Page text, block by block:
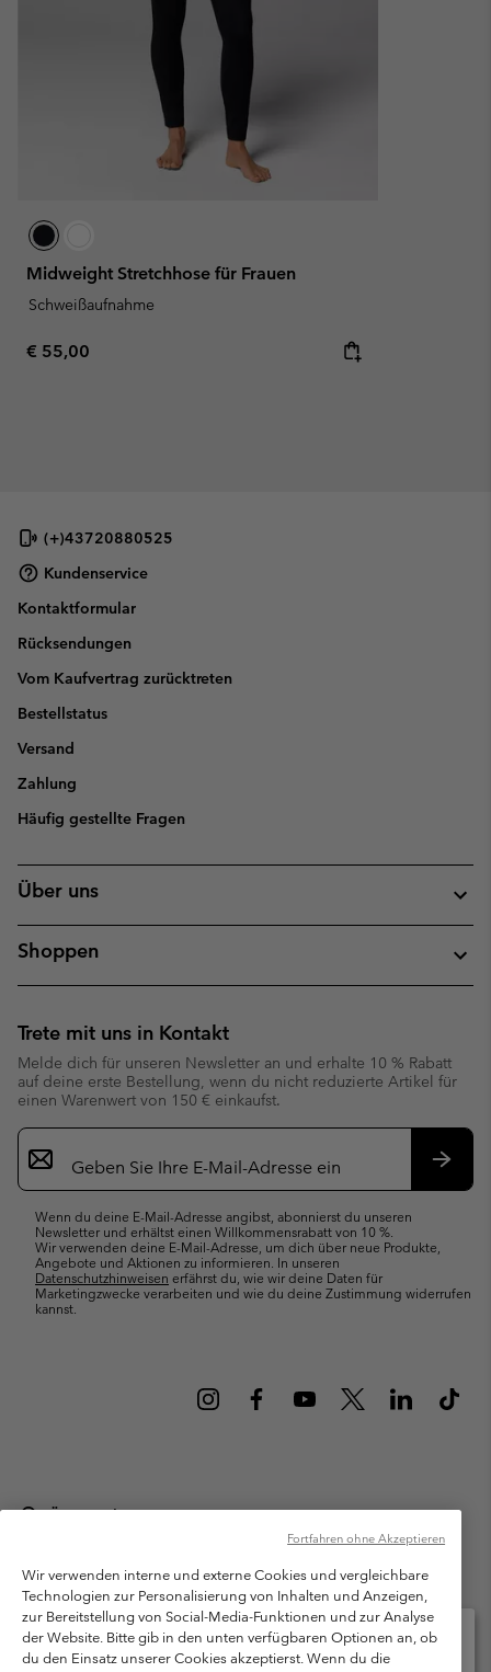
Midweight Stretchhose für Frauen
Schweißaufnahme
Regular price:
€ 55,00
(+)43720880525
Kundenservice
Kontaktformular
Rücksendungen
Vom Kaufvertrag zurücktreten
Bestellstatus
Versand
Zahlung
Häufig gestellte Fragen
Über uns
Shoppen
Trete mit uns in Kontakt
Melde dich für unseren Newsletter an und erhalte 10 % Rabatt
auf deine erste Bestellung, wenn du nicht reduzierte Artikel für
einen Warenwert von 150 € einkaufst.
Newsletter-
Anmeldung
Wenn du deine E-Mail-Adresse angibst, abonnierst du unseren
Newsletter und erhältst einen Willkommensrabatt von 10 %.
Wir verwenden deine E-Mail-Adresse, um dich über neue Produkte,
Angebote und Aktionen zu informieren. In unseren
Datenschutzhinweisen erfährst du, wie wir deine Daten für
Marketingzwecke verarbeiten und wie du deine Zustimmung widerrufen
kannst.
Österreich
Columbia Sportswear Austria GmbH. Moosfeldstraße 1, 5101
Bergheim, Salzburg Österreich. Alle Rechte vorbehalten.
Nutzungsbedingungen
Allgemeine Verkaufsbedingungen
Garantie
Datenschutzerklärung
Wir verwenden interne und externe Cookies und vergleichbare
Technologien zur Personalisierung von Inhalten und Anzeigen,
zur Bereitstellung von Social-Media-Funktionen und zur Analyse
der Website. Bitte gib in den unten verfügbaren Optionen an, ob
du den Einsatz unserer Cookies akzeptierst. Wenn du die
Fortfahren ohne Akzeptieren